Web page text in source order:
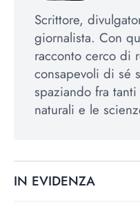
Scrittore,
giornalista. Con
racconto cerco di
consapevoli di sé
spaziando fra
naturali e le
IN EVIDENZA